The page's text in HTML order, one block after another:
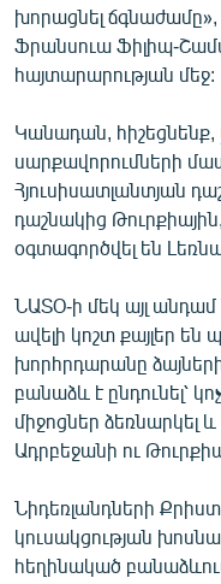
խորացնել
Ֆրանսուա Ֆիլիպ-
հայտարարության մեջ:
Կանադան, հիշեցնենք,
սարքավորումների
Հյուսիսատլանտյան
դաշնակից
օգտագործվել են
ՆԱՏՕ-ի մեկ այլ անդամ
ավելի կոշտ քայլեր
խորհրդարանը
բանաձև է ընդունել՝
միջոցներ ձեռնարկել
Ադրբեջանի ու
Նիդեռլանդների
կուսակցության
հեղինակած